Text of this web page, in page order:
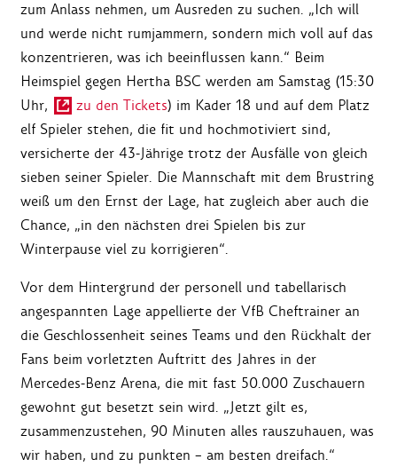
zum Anlass nehmen, um Ausreden zu suchen. „Ich will
und werde nicht rumjammern, sondern mich voll auf das
konzentrieren, was ich beeinflussen kann.“ Beim
Heimspiel gegen Hertha BSC werden am Samstag (15:30
Uhr,
zu den Tickets) im Kader 18 und auf dem Platz
elf Spieler stehen, die fit und hochmotiviert sind,
versicherte der 43-Jährige trotz der Ausfälle von gleich
sieben seiner Spieler. Die Mannschaft mit dem Brustring
weiß um den Ernst der Lage, hat zugleich aber auch die
Chance, „in den nächsten drei Spielen bis zur
Winterpause viel zu korrigieren“.
Vor dem Hintergrund der personell und tabellarisch
angespannten Lage appellierte der VfB Cheftrainer an
die Geschlossenheit seines Teams und den Rückhalt der
Fans beim vorletzten Auftritt des Jahres in der
Mercedes-Benz Arena, die mit fast 50.000 Zuschauern
gewohnt gut besetzt sein wird. „Jetzt gilt es,
zusammenzustehen, 90 Minuten alles rauszuhauen, was
wir haben, und zu punkten – am besten dreifach.“